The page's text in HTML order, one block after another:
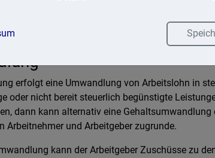
erfolgt eine Umwandlung von Arbeitslohn in
oder nicht bereit steuerlich begünstigte
dann kann alternativ eine
Arbeitnehmer und Arbeitgeber zugrunde.
kann der Arbeitgeber Zuschüsse zu